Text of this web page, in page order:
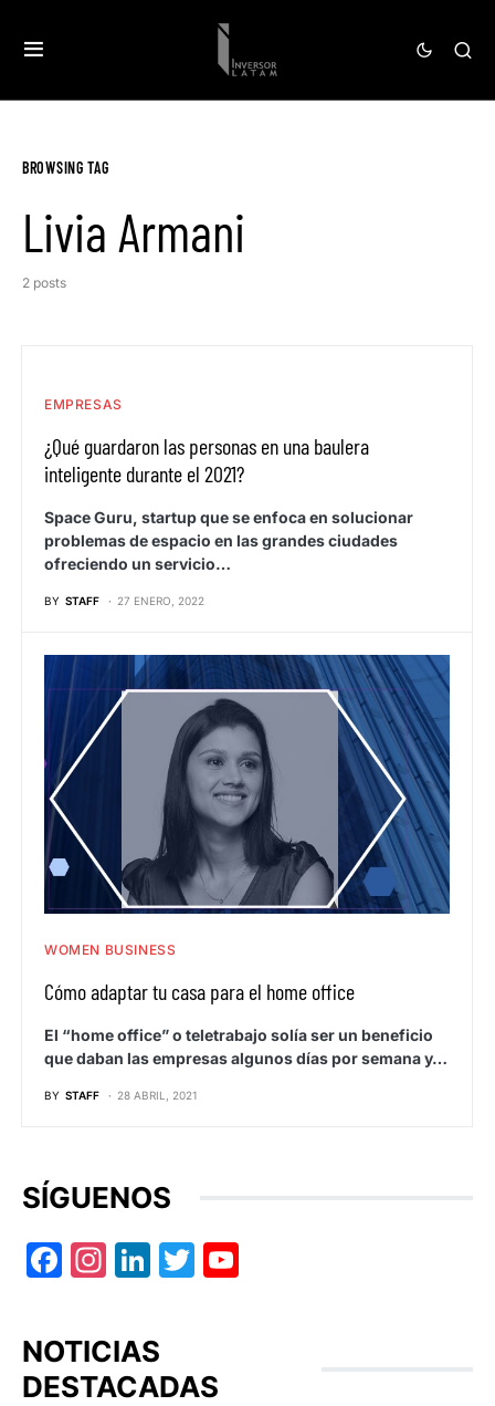
BROWSING TAG
Livia Armani
2 posts
EMPRESAS
¿Qué guardaron las personas en una baulera
inteligente durante el 2021?
Space Guru, startup que se enfoca en solucionar
problemas de espacio en las grandes ciudades
ofreciendo un servicio…
BY STAFF 27 ENERO, 2022
WOMEN BUSINESS
Cómo adaptar tu casa para el home office
El “home office” o teletrabajo solía ser un beneficio
que daban las empresas algunos días por semana y…
BY STAFF 28 ABRIL, 2021
SÍGUENOS
Facebook
Instagram
LinkedIn
Twitter
NOTICIAS
DESTACADAS